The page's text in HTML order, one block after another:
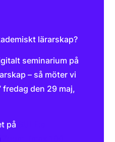
lärarskap?
seminarium på
– så möter vi
fredag den 29 maj,
på